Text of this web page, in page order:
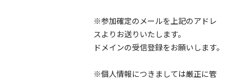
※参加確定のメールを上記のアドレ
スよりお送りいたします。
ドメインの受信登録をお願いします。
※個人情報につきましては厳正に管